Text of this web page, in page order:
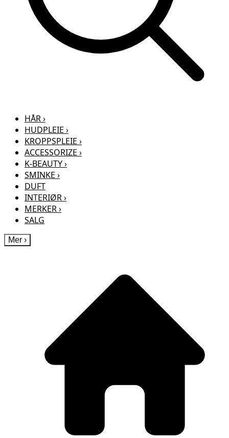
HÅR›
HUDPLEIE ›
KROPPSPLEIE ›
ACCESSORIZE ›
K-BEAUTY›
SMINKE ›
DUFT
INTERIØR›
MERKER›
SALG
Mer ›